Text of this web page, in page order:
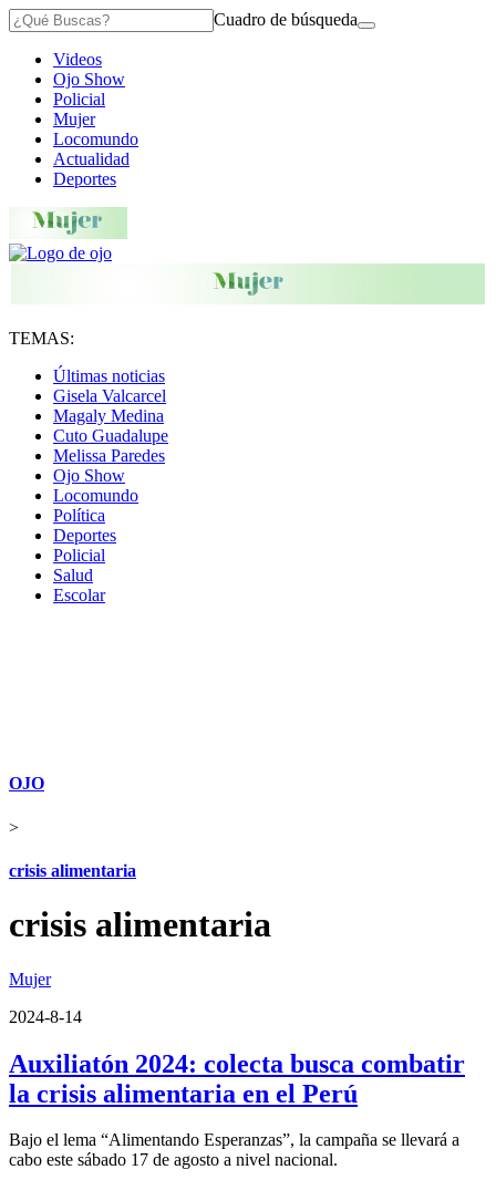
Cuadro de búsqueda
Videos
Ojo Show
Policial
Mujer
Locomundo
Actualidad
Deportes
TEMAS:
Últimas noticias
Gisela Valcarcel
Magaly Medina
Cuto Guadalupe
Melissa Paredes
Ojo Show
Locomundo
Política
Deportes
Policial
Salud
Escolar
OJO
>
crisis alimentaria
crisis alimentaria
Mujer
2024-8-14
Auxiliatón 2024: colecta busca combatir
la crisis alimentaria en el Perú
Bajo el lema “Alimentando Esperanzas”, la campaña se llevará a
cabo este sábado 17 de agosto a nivel nacional.